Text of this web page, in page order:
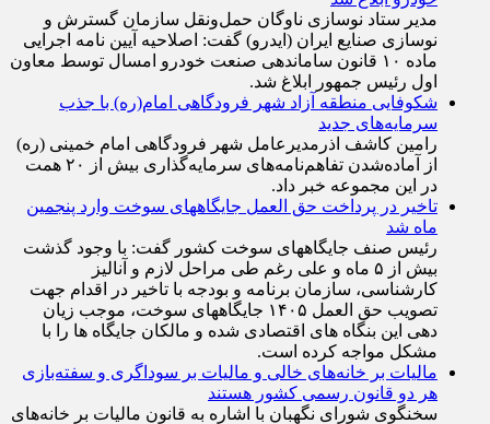
مدیر ستاد نوسازی ناوگان حمل‌ونقل سازمان گسترش و
نوسازی صنایع ایران (ایدرو) گفت: اصلاحیه آیین نامه اجرایی
ماده ۱۰ قانون ساماندهی صنعت خودرو امسال توسط معاون
اول رئیس جمهور ابلاغ شد.
شکوفایی منطقه آزاد شهر فرودگاهی امام(ره) با جذب
سرمایه‌های جدید
رامین کاشف اذرمدیرعامل شهر فرودگاهی امام خمینی (ره)
از آماده‌شدن تفاهم‌نامه‌های سرمایه‌گذاری بیش از ۲۰ همت
در این مجموعه خبر داد.
تاخیر در پرداخت حق العمل جایگاههای سوخت وارد پنجمین
ماه شد
رئیس صنف جایگاههای سوخت کشور گفت: با وجود گذشت
بیش از ۵ ماه و علی رغم طی مراحل لازم و آنالیز
کارشناسی، سازمان برنامه و بودجه با تاخیر در اقدام جهت
تصویب حق العمل ۱۴۰۵ جایگاههای سوخت، موجب زیان
دهی این بنگاه های اقتصادی شده و مالکان جایگاه ها را با
مشکل مواجه کرده است.
مالیات بر خانه‌های خالی و مالیات بر سوداگری و سفته‌بازی
هر دو قانون رسمی کشور هستند
سخنگوی شورای نگهبان با اشاره به قانون مالیات بر خانه‌های